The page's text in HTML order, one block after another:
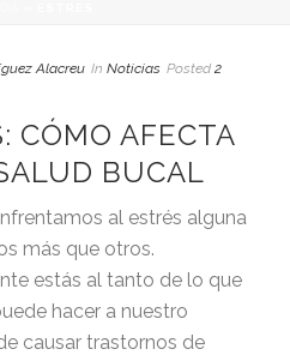
Alacreu In Noticias Posted 2
CÓMO AFECTA
BUCAL
al estrés alguna
más que otros.
estás al tanto de lo que
hacer a nuestro
causar trastornos de